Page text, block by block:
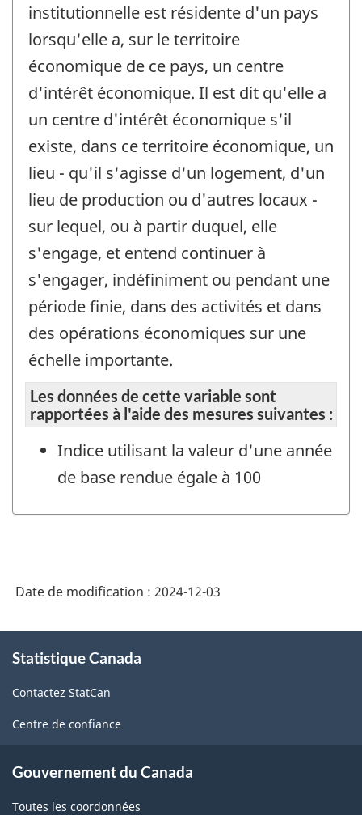
institutionnelle est résidente d'un pays
lorsqu'elle a, sur le territoire
économique de ce pays, un centre
d'intérêt économique. Il est dit qu'elle a
un centre d'intérêt économique s'il
existe, dans ce territoire économique, un
lieu - qu'il s'agisse d'un logement, d'un
lieu de production ou d'autres locaux -
sur lequel, ou à partir duquel, elle
s'engage, et entend continuer à
s'engager, indéfiniment ou pendant une
période finie, dans des activités et dans
des opérations économiques sur une
échelle importante.
Les données de cette variable sont
rapportées à l'aide des mesures suivantes :
Indice utilisant la valeur d'une année
de base rendue égale à 100
Date de modification : 2024-12-03
propos
ce
site
Statistique Canada
Contactez StatCan
Centre de confiance
Gouvernement du Canada
Toutes les coordonnées